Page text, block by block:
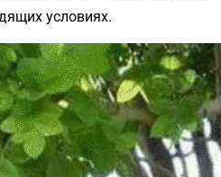
условиях.